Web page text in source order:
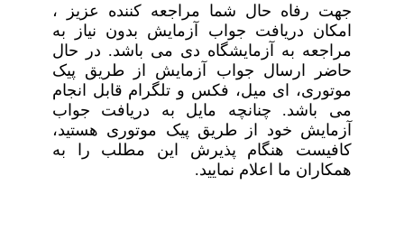
جهت رفاه حال شما مراجعه کننده عزیز ،
امکان دریافت جواب آزمایش بدون نیاز به
مراجعه به آزمایشگاه دی می باشد. در حال
حاضر ارسال جواب آزمایش از طریق پیک
موتوری، ای میل، فکس و تلگرام قابل انجام
می باشد. چنانچه مایل به دریافت جواب
آزمایش خود از طریق پیک موتوری هستید،
کافیست هنگام پذیرش این مطلب را به
همکاران ما اعلام نمایید.